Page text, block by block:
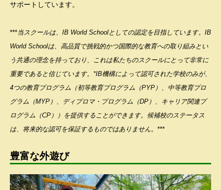
サポートしています。
***当スクールは、IB World Schoolとしての認定を目指しています。IB
World Schoolは、高品質で挑戦的かつ国際的な教育への取り組みとい
う共通の理念を持っており、これは私たちのスクールにとって非常に
重要であると信じています。*IB機構によって認可された学校のみが、
4つの教育プログラム（初等教育プログラム（PYP）、中等教育プロ
グラム（MYP）、ディプロマ・プログラム（DP）、キャリア関連プ
ログラム（CP））を提供することができます。候補校のステータス
は、将来的な認可を保証するものではありません。 ***
豊富な外遊び